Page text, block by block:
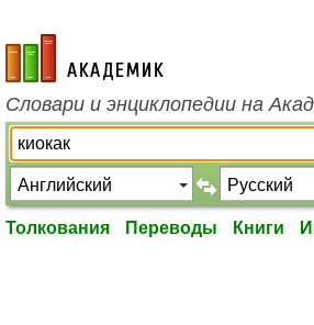
academic.ru
Словари и энциклопедии на
Толкования Переводы Книги